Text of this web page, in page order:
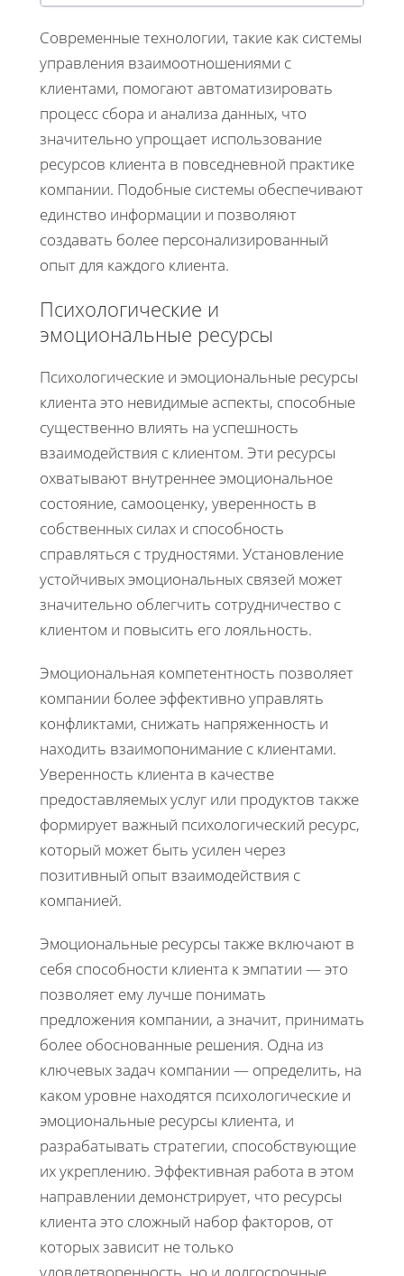
Современные технологии, такие как системы
управления взаимоотношениями с
клиентами, помогают автоматизировать
процесс сбора и анализа данных, что
значительно упрощает использование
ресурсов клиента в повседневной практике
компании. Подобные системы обеспечивают
единство информации и позволяют
создавать более персонализированный
опыт для каждого клиента.
Психологические и
эмоциональные ресурсы
Психологические и эмоциональные ресурсы
клиента это невидимые аспекты, способные
существенно влиять на успешность
взаимодействия с клиентом. Эти ресурсы
охватывают внутреннее эмоциональное
состояние, самооценку, уверенность в
собственных силах и способность
справляться с трудностями. Установление
устойчивых эмоциональных связей может
значительно облегчить сотрудничество с
клиентом и повысить его лояльность.
Эмоциональная компетентность позволяет
компании более эффективно управлять
конфликтами, снижать напряженность и
находить взаимопонимание с клиентами.
Уверенность клиента в качестве
предоставляемых услуг или продуктов также
формирует важный психологический ресурс,
который может быть усилен через
позитивный опыт взаимодействия с
компанией.
Эмоциональные ресурсы также включают в
себя способности клиента к эмпатии — это
позволяет ему лучше понимать
предложения компании, а значит, принимать
более обоснованные решения. Одна из
ключевых задач компании — определить, на
каком уровне находятся психологические и
эмоциональные ресурсы клиента, и
разрабатывать стратегии, способствующие
их укреплению. Эффективная работа в этом
направлении демонстрирует, что ресурсы
клиента это сложный набор факторов, от
которых зависит не только